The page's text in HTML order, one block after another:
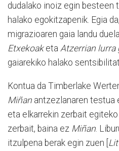
dudalako inoiz egin besteen
halako egokitzapenik. Egia
migrazioaren gaia landu
Etxekoaketa Atzerrian lurra
gaiarekiko halako
Kontua da Timberlake
Miñan antzezlanaren testua
eta elkarrekin zerbait
zerbait, baina ez Miñan .
itzulpena berak egin zuen [